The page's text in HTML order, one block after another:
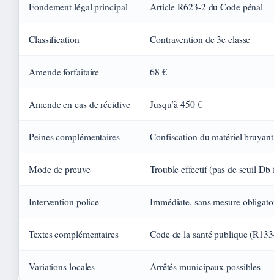
Fondement légal principal Article R623-2 du Code pénal
Classification Contravention de 3e classe
Amende forfaitaire 68 €
Amende en cas de récidive Jusqu’à 450 €
Peines complémentaires Confiscation du matériel bruyant
Mode de preuve Trouble effectif (pas de seuil Db
Intervention police Immédiate, sans mesure
Textes complémentaires Code de la santé publique
Variations locales Arrêtés municipaux possibles